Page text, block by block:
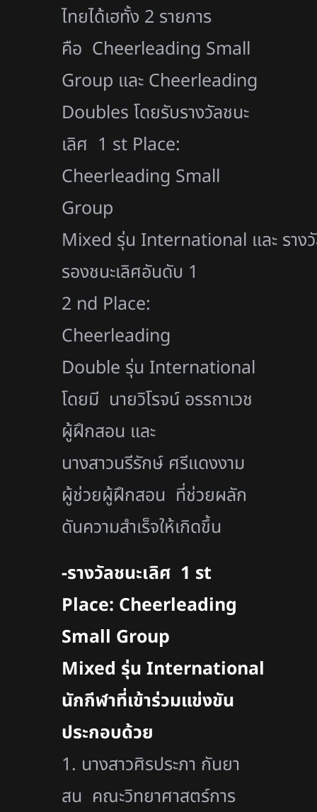
ไทยได้เฮทั้ง 2 รายการ
คือ Cheerleading Small
Group และ Cheerleading
Doubles โดยรับรางวัลชนะ
เลิศ 1 st Place:
Cheerleading Small
Group
Mixed รุ่น International และ ราง
รองชนะเลิศอันดับ 1
2 nd Place:
Cheerleading
Double รุ่น International
โดยมี นายวิโรจน์ อรรถาเวช
ผู้ฝึกสอน และ
นางสาวนรีรักษ์ ศรีแดงงาม
ผู้ช่วยผู้ฝึกสอน ที่ช่วยผลัก
ดันความสำเร็จให้เกิดขึ้น
-รางวัลชนะเลิศ 1 st
Place: Cheerleading
Small Group
Mixed รุ่น International
นักกีฬาที่เข้าร่วมแข่งขัน
ประกอบด้วย
1. นางสาวศิรประภา กันยา
สน คณะวิทยาศาสตร์การ